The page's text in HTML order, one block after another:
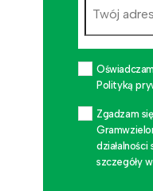
Polityką
Zgadzam
szczegóły